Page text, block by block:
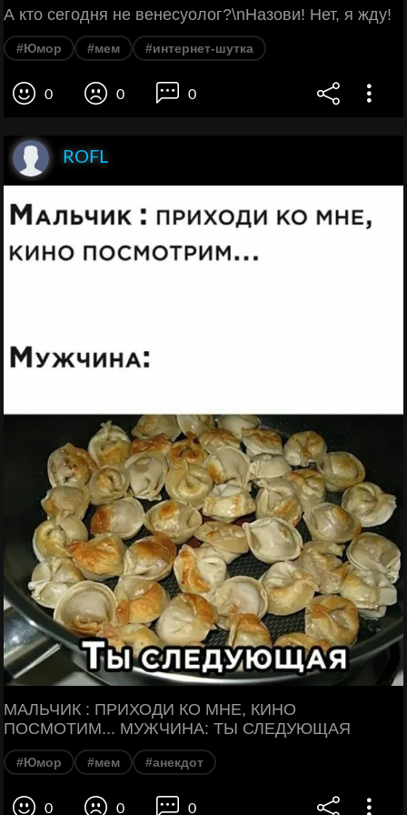
А кто сегодня не венесуолог?\nНазови! Нет, я жду!
#Юмор #мем #интернет-шутка
0 0 0
ROFL
МАЛЬЧИК : ПРИХОДИ КО МНЕ, КИНО
ПОСМОТИМ... МУЖЧИНА: ТЫ СЛЕДУЮЩАЯ
#Юмор #мем #анекдот
0 0 0